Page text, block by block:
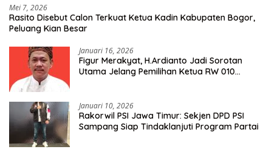
Mei 7, 2026
Rasito Disebut Calon Terkuat Ketua Kadin Kabupaten Bogor,
Peluang Kian Besar
Januari 16, 2026
Figur Merakyat, H.Ardianto Jadi Sorotan
Utama Jelang Pemilihan Ketua RW 010
Januari 10, 2026
Rakorwil PSI Jawa Timur: Sekjen DPD PSI
Sampang Siap Tindaklanjuti Program Partai